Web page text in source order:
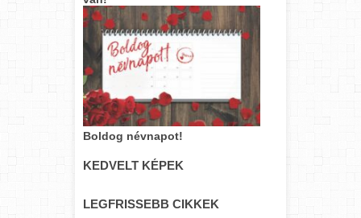
Boldog névnapot!
KEDVELT KÉPEK
LEGFRISSEBB CIKKEK